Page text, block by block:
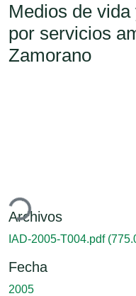
Medios de
por servicios
Zamorano
Archivos
IAD-2005-T004.pdf
Fecha
2005